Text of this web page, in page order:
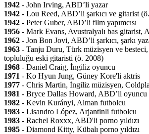
1942 - John Irving, ABD’li yazar
1942 - Lou Reed, ABD’li şarkıcı ve gitarist
1942 - Peter Guber, ABD’li film yapımcısı
1956 - Mark Evans, Avustralyalı bas gitarist,
1962 - Jon Bon Jovi, ABD’li şarkıcı, şarkı
1963 - Tanju Duru, Türk müzisyen ve
topluluğu eski gitaristi (ö. 2008)
1968 - Daniel Craig, İngiliz oyuncu
1971 - Ko Hyun Jung, Güney Kore'li aktris
1977 - Chris Martin, İngiliz müzisyen,
1981 - Bryce Dallas Howard, ABD’li oyuncu
1982 - Kevin Kurányi, Alman futbolcu
1983 - Lisandro López, Arjantinli futbolcu
1983 - Rachel Roxxx, ABD'li porno yıldızı
1985 - Diamond Kitty, Kübalı porno yıldızı